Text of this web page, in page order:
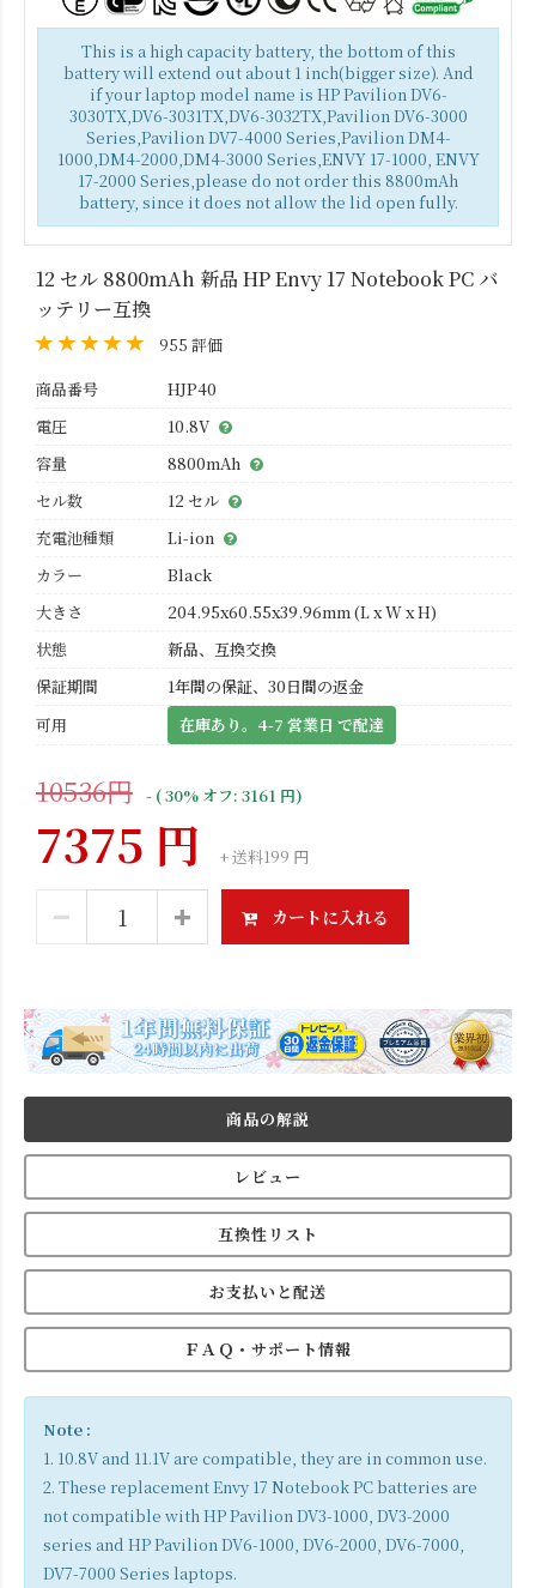
This is a high capacity battery, the bottom of this
battery will extend out about 1 inch(bigger size). And
if your laptop model name is HP Pavilion DV6-
3030TX,DV6-3031TX,DV6-3032TX,Pavilion DV6-3000
Series,Pavilion DV7-4000 Series,Pavilion DM4-
1000,DM4-2000,DM4-3000 Series,ENVY 17-1000, ENVY
17-2000 Series,please do not order this 8800mAh
battery, since it does not allow the lid open fully.
12 セル 8800mAh 新品 HP Envy 17 Notebook PC バ
ッテリー互換
955 評価
商品番号
HJP40
電圧
10.8V
容量
8800mAh
セル数
12 セル
充電池種類
Li-ion
カラー
Black
大きさ
204.95x60.55x39.96mm (L x W x H)
状態
新品、互換交換
保証期間
1年間の保証、30日間の返金
可用
在庫あり。4-7 営業日 で配達
10536円 - ( 30% オフ: 3161 円)
7375 円 + 送料199 円
カートに入れる
商品の解説
レビュー
互換性リスト
お支払いと配送
ＦＡＱ・サポート情報
Note :
1. 10.8V and 11.1V are compatible, they are in common use.
2. These replacement Envy 17 Notebook PC batteries are
not compatible with HP Pavilion DV3-1000, DV3-2000
series and HP Pavilion DV6-1000, DV6-2000, DV6-7000,
DV7-7000 Series laptops.